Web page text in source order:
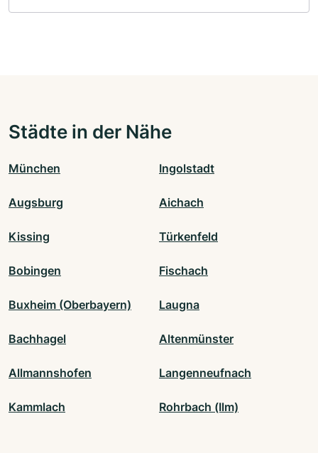
Städte in der Nähe
München Ingolstadt
Augsburg Aichach
Kissing Türkenfeld
Bobingen Fischach
Buxheim (Oberbayern) Laugna
Bachhagel Altenmünster
Allmannshofen Langenneufnach
Kammlach Rohrbach (Ilm)